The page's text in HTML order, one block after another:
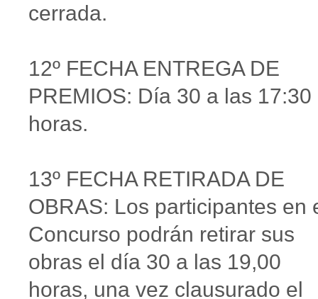
cerrada.
12º FECHA ENTREGA DE
PREMIOS: Día 30 a las 17:30
horas.
13º FECHA RETIRADA DE
OBRAS: Los participantes en
Concurso podrán retirar sus
obras el día 30 a las 19,00
horas, una vez clausurado el